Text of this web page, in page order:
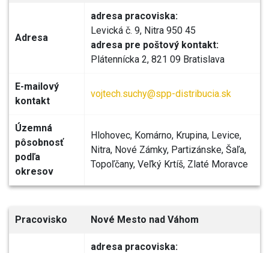
Adresa
adresa pracoviska:
Levická č. 9, Nitra 950 45
adresa pre poštový kontakt:
Plátennícka 2, 821 09 Bratislava
E-mailový
kontakt
vojtech.suchy@spp-distribucia.sk
Územná
pôsobnosť
podľa
okresov
Hlohovec, Komárno, Krupina, Levice,
Nitra, Nové Zámky, Partizánske, Šaľa,
Topoľčany, Veľký Krtíš, Zlaté Moravce
Pracovisko Nové Mesto nad Váhom
adresa pracoviska: